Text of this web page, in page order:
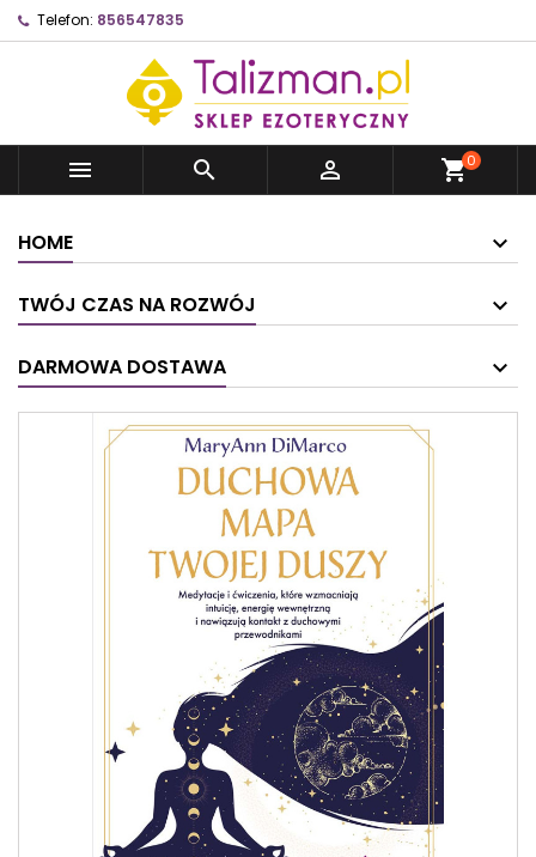
Telefon: 856547835
   shopping_cart0
HOME
TWÓJ CZAS NA ROZWÓJ
DARMOWA DOSTAWA